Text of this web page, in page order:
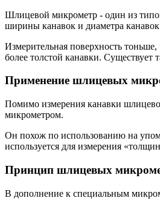
Шлицевой микрометр - один из
ширины канавок и диаметра
Измерительная поверхность
более толстой канавки.
Применение шлицевых
Помимо измерения канавки
микрометром.
Он похож по использованию на
используется для измерения
Принцип шлицевых
В дополнение к специальным